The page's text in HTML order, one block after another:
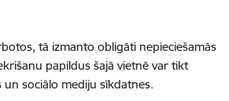
tā izmanto obligāti nepieciešamās
papildus šajā vietnē var tikt
sociālo mediju sīkdatnes.